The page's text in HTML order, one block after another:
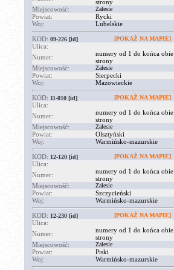
strony
Miejscowość:
Zalesie
Powiat:
Rycki
Woj:
Lubelskie
KOD: 09-226 [id] [POKAŻ NA MAPIE]
Ulica:
Numer:
numery od 1 do końca obie
strony
Miejscowość:
Zalesie
Powiat:
Sierpecki
Woj:
Mazowieckie
KOD: 11-010 [id] [POKAŻ NA MAPIE]
Ulica:
Numer:
numery od 1 do końca obie
strony
Miejscowość:
Zalesie
Powiat:
Olsztyński
Woj:
Warmińsko-mazurskie
KOD: 12-120 [id] [POKAŻ NA MAPIE]
Ulica:
Numer:
numery od 1 do końca obie
strony
Miejscowość:
Zalesie
Powiat:
Szczycieński
Woj:
Warmińsko-mazurskie
KOD: 12-230 [id] [POKAŻ NA MAPIE]
Ulica:
Numer:
numery od 1 do końca obie
strony
Miejscowość:
Zalesie
Powiat:
Piski
Woj:
Warmińsko-mazurskie